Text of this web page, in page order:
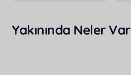
Yakınında Neler Var